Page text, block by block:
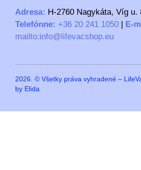
Adresa: H-2760 Nagykáta, Víg u.
Telefónne: +36 20 241 1050 | E-
mailto:info@lifevacshop.eu
2026. © Všetky práva vyhradené –
by Elida